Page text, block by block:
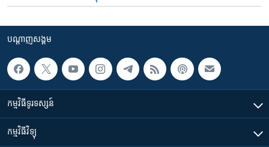
បណ្តាញ​សង្គម
កម្មវិធី​ទូរទស្សន៍
កម្មវិធី​វិទ្យុ